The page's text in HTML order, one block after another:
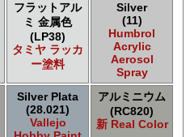
フラットアル
ミ 金属色
(LP38)
タミヤ ラッカ
ー塗料
Silver
(11)
Humbrol
Acrylic
Aerosol
Spray
Silver Plata
(28.021)
Vallejo
アルミニウム
(RC820)
新 Real Color